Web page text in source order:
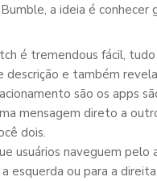
Bumble, a ideia é
é tremendous fácil,
descrição e também
são os apps
mensagem direto a
dois.
usuários naveguem
esquerda ou para a